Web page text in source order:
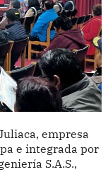
empresa
e integrada por
S.A.S.,